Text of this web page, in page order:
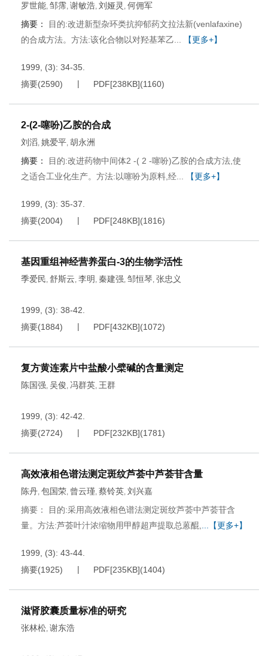
罗世能, 邹霈, 谢敏浩, 刘娅灵 , 何佣军
摘要：
目的:改进新型杂环类抗抑郁药文拉法新(venlafaxine)
的合成方法。方法:该化合物以对羟基苯乙...
【更多+】
1999, (3): 34-35.
摘要(2590) PDF[238KB](1160)
2-(2-噻吩)乙胺的合成
刘滔, 姚爱平, 胡永洲
摘要：
目的:改进药物中间体2 -( 2 -噻吩)乙胺的合成方法,使
之适合工业化生产。方法:以噻吩为原料,经...
【更多+】
1999, (3): 35-37.
摘要(2004) PDF[248KB](1816)
基因重组神经营养蛋白-3的生物学活性
季爱民, 舒斯云, 李明 , 秦建强, 邹恒琴, 张忠义
1999, (3): 38-42.
摘要(1884) PDF[432KB](1072)
复方黄连素片中盐酸小檗碱的含量测定
陈国强, 吴俊, 冯群英, 王群
1999, (3): 42-42.
摘要(2724) PDF[232KB](1781)
高效液相色谱法测定斑纹芦荟中芦荟苷含量
陈丹, 包国荣, 曾云瑾, 蔡铃英, 刘兴嘉
摘要： 目的:采用高效液相色谱法测定斑纹芦荟中芦荟苷含
量。方法:芦荟叶汁浓缩物用甲醇超声提取总蒽醌,
...【更多+】
1999, (3): 43-44.
摘要(1925) PDF[235KB](1404)
滋肾胶囊质量标准的研究
张林松, 谢东浩